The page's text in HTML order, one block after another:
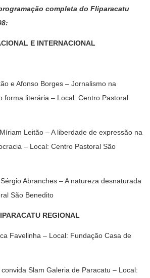
completa do Fliparacatu
E INTERNACIONAL
e Afonso Borges – Jornalismo na
forma literária – Local: Centro Pastoral
Leitão – A liberdade de expressão na
– Local: Centro Pastoral São
Abranches – A natureza desnaturada
São Benedito
REGIONAL
Favelinha – Local: Fundação Casa de
Slam Galeria de Paracatu – Local: